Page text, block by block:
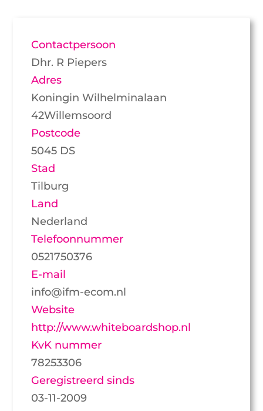
Contactpersoon
Dhr. R Piepers
Adres
Koningin Wilhelminalaan
42Willemsoord
Postcode
5045 DS
Stad
Tilburg
Land
Nederland
Telefoonnummer
0521750376
E-mail
info@ifm-ecom.nl
Website
http://www.whiteboardshop.nl
KvK nummer
78253306
Geregistreerd sinds
03-11-2009